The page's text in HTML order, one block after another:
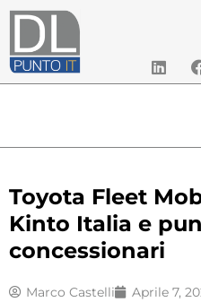
Toyota Fleet
Kinto Italia e
concessionari
Marco Castelli Aprile 7,